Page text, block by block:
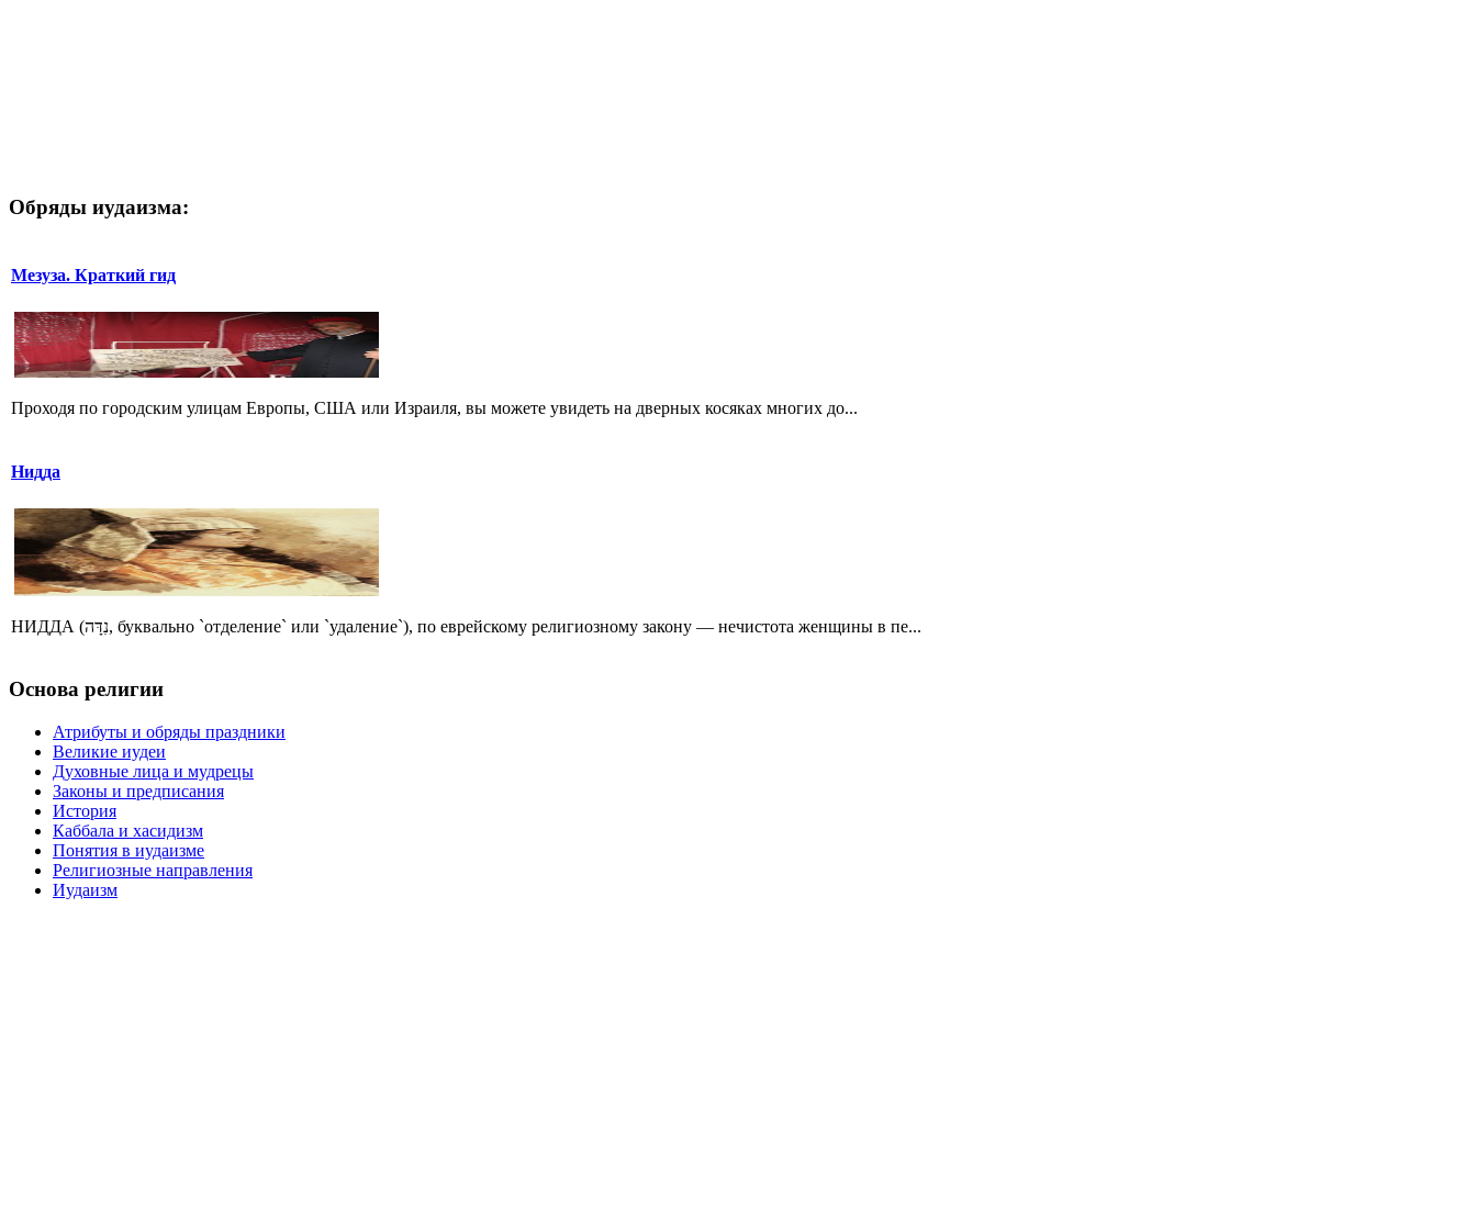
Обряды иудаизма:
Мезуза. Краткий гид
Проходя по городским улицам Европы, США или Израиля, вы можете увидеть на дверных косяках многих до...
Нидда
НИДДА (נִדָּה, буквально `отделение` или `удаление`), по еврейскому религиозному закону — нечистота женщины в пе...
Основа религии
Атрибуты и обряды праздники
Великие иудеи
Духовные лица и мудрецы
Законы и предписания
История
Каббала и хасидизм
Понятия в иудаизме
Религиозные направления
Иудаизм